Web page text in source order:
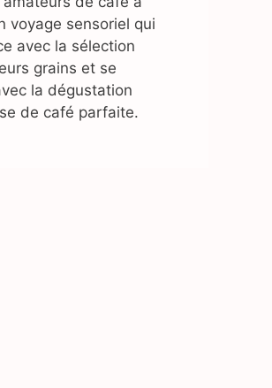
voyage sensoriel qui
avec la sélection
grains et se
la dégustation
de café parfaite.